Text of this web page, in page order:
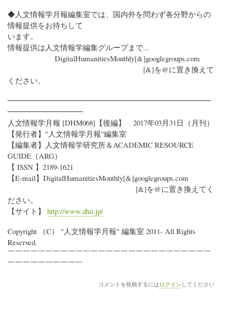
◆人文情報学月報編集室では、国内外を問わず各分野からの
情報提供をお待ちして
います。
情報提供は人文情報学編集グループまで...
DigitalHumanitiesMonthly[&]googlegroups.com
[&]を@に置き換えて
ください。
━━━━━━━━━━━━━━━━━━━━━━━━━━━
━━━━━━━━━━
人文情報学月報 [DHM068]【後編】 2017年03月31日（月刊）
【発行者】"人文情報学月報"編集室
【編集者】人文情報学研究所＆ACADEMIC RESOURCE
GUIDE（ARG）
【 ISSN 】2189-1621
【E-mail】DigitalHumanitiesMonthly[&]googlegroups.com
[&]を@に置き換えてく
ださい。
【サイト】 http://www.dhii.jp/
Copyright （C） "人文情報学月報" 編集室 2011- All Rights
Reserved.
￣￣￣￣￣￣￣￣￣￣￣￣￣￣￣￣￣￣￣￣￣￣￣￣￣￣￣
￣￣￣￣￣￣￣￣￣￣
コメントを投稿するにはログインしてください